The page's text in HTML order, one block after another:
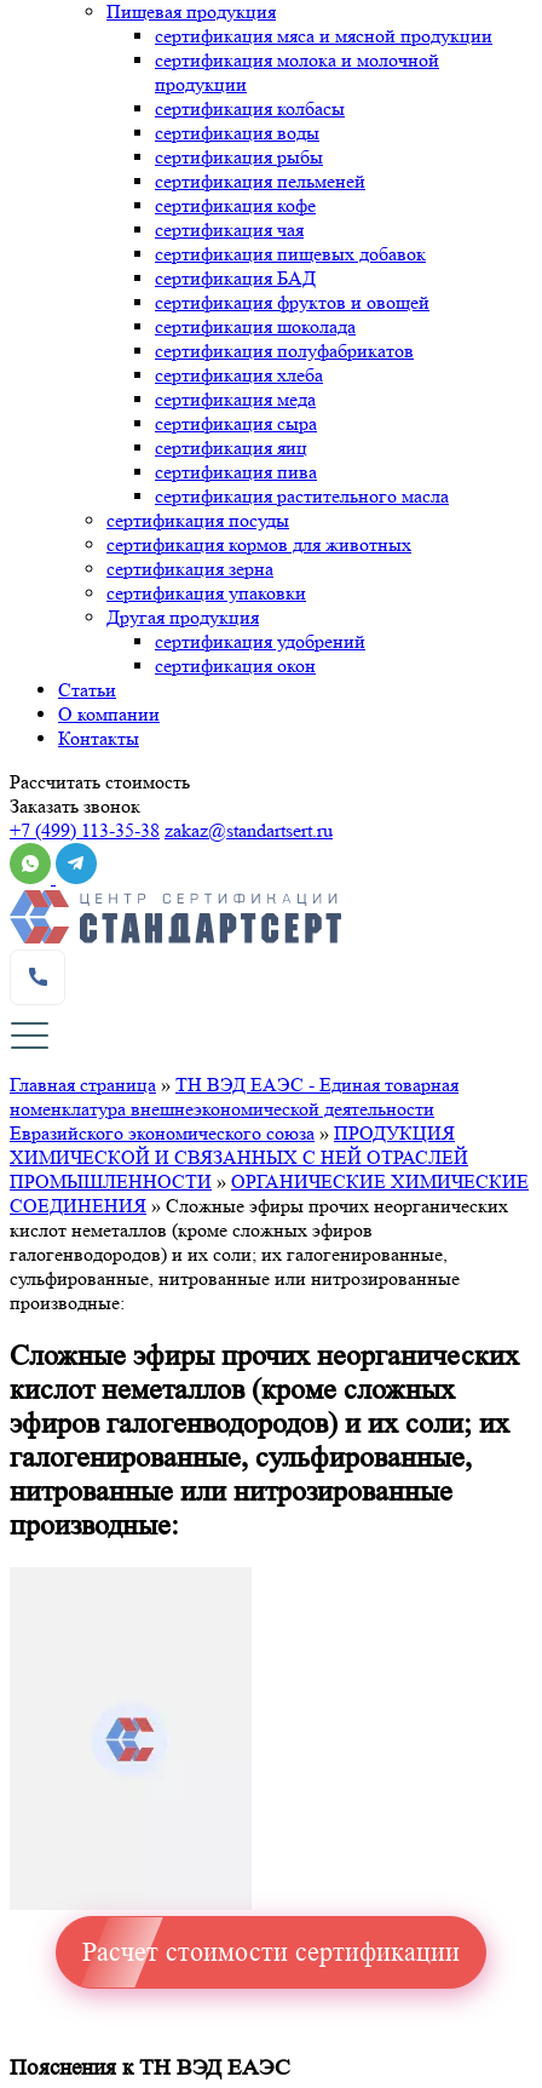
Пищевая продукция
сертификация мяса и мясной продукции
сертификация молока и молочной
продукции
сертификация колбасы
сертификация воды
сертификация рыбы
сертификация пельменей
сертификация кофе
сертификация чая
сертификация пищевых добавок
сертификация БАД
сертификация фруктов и овощей
сертификация шоколада
сертификация полуфабрикатов
сертификация хлеба
сертификация меда
сертификация сыра
сертификация яиц
сертификация пива
сертификация растительного масла
сертификация посуды
сертификация кормов для животных
сертификация зерна
сертификация упаковки
Другая продукция
сертификация удобрений
сертификация окон
Статьи
О компании
Контакты
Рассчитать стоимость
Заказать звонок
+7 (499) 113-35-38 zakaz@standartsert.ru
Главная страница » ТН ВЭД ЕАЭС - Единая товарная
номенклатура внешнеэкономической деятельности
Евразийского экономического союза » ПРОДУКЦИЯ
ХИМИЧЕСКОЙ И СВЯЗАННЫХ С НЕЙ ОТРАСЛЕЙ
ПРОМЫШЛЕННОСТИ » ОРГАНИЧЕСКИЕ ХИМИЧЕСКИЕ
СОЕДИНЕНИЯ » Сложные эфиры прочих неорганических
кислот неметаллов (кроме сложных эфиров
галогенводородов) и их соли; их галогенированные,
сульфированные, нитрованные или нитрозированные
производные:
Сложные эфиры прочих неорганических
кислот неметаллов (кроме сложных
эфиров галогенводородов) и их соли; их
галогенированные, сульфированные,
нитрованные или нитрозированные
производные:
Расчет стоимости сертификации
Пояснения к ТН ВЭД ЕАЭС